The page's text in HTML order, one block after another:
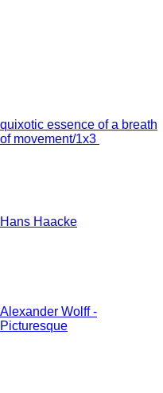
quixotic essence of a breath
of movement/1x3
Hans Haacke
Alexander Wolff -
Picturesque